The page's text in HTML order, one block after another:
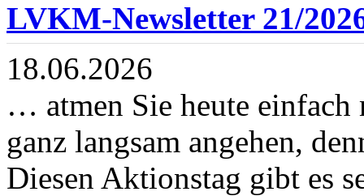
LVKM-Newsletter 21/
18.06.2026
… atmen Sie heute einfach
ganz langsam angehen,
Diesen Aktionstag gibt es